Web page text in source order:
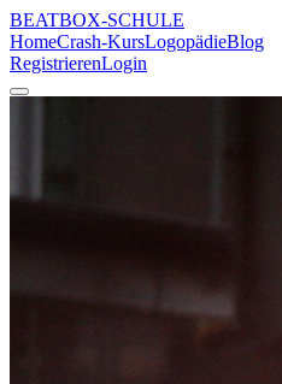
BEATBOX-SCHULE
HomeCrash-KursLogopädieBlog
RegistrierenLogin